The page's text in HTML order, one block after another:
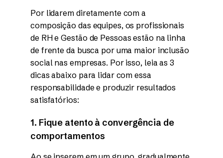
Por lidarem diretamente com a
composição das equipes, os profissionais
de RH e Gestão de Pessoas estão na linha
de frente da busca por uma maior inclusão
social nas empresas. Por isso, leia as 3
dicas abaixo para lidar com essa
responsabilidade e produzir resultados
satisfatórios:
1. Fique atento à convergência de
comportamentos